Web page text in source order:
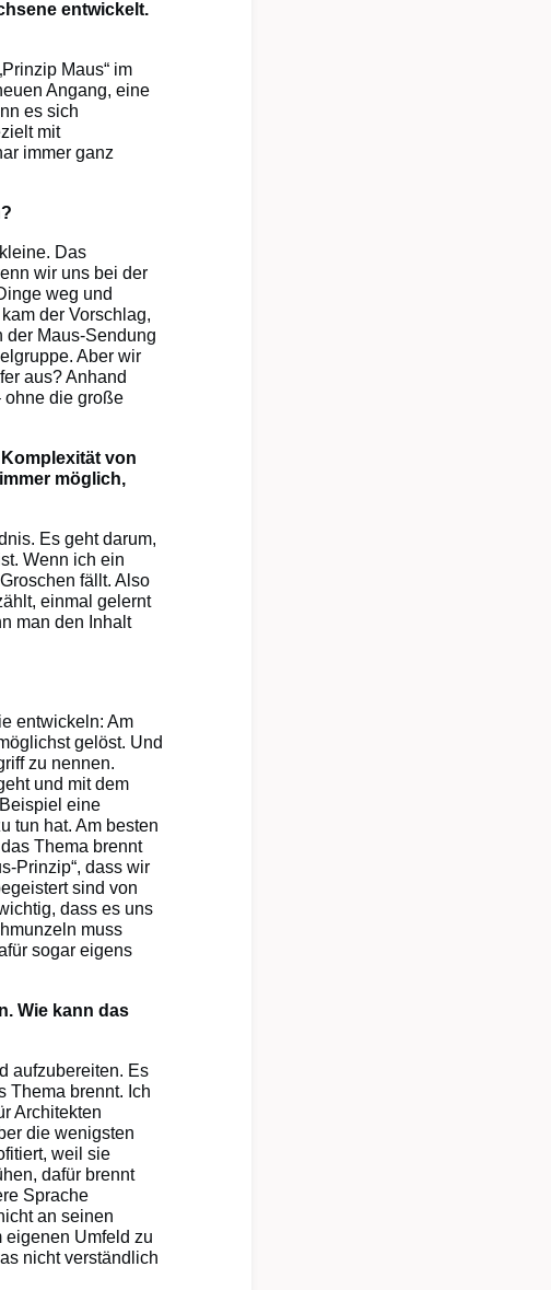
entwickelt.
Maus“ im
Angang, eine
es sich
mit
immer ganz
Das
wir uns bei der
weg und
der Vorschlag,
der Maus-Sendung
Aber wir
aus? Anhand
ohne die große
von
möglich,
Es geht darum,
Wenn ich ein
fällt. Also
einmal gelernt
man den Inhalt
entwickeln: Am
gelöst. Und
zu nennen.
und mit dem
eine
tun hat. Am besten
Thema brennt
Prinzip“, dass wir
sind von
dass es uns
muss
sogar eigens
Wie kann das
aufzubereiten. Es
Thema brennt. Ich
Architekten
die wenigsten
weil sie
dafür brennt
Sprache
an seinen
eigenen Umfeld zu
nicht verständlich